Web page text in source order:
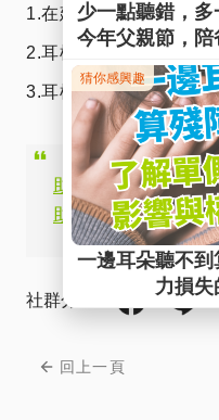
1.在建議的音量下，一
2.耳模戴起來相當鬆動。
3.耳模變硬或變色或耳
助聽器補助流程全
助
社群分享
回上一頁